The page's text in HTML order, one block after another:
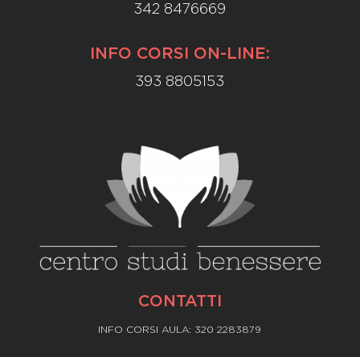
342 8476669
INFO CORSI ON-LINE:
393 8805153
CONTATTI
INFO CORSI AULA: 320 2283879